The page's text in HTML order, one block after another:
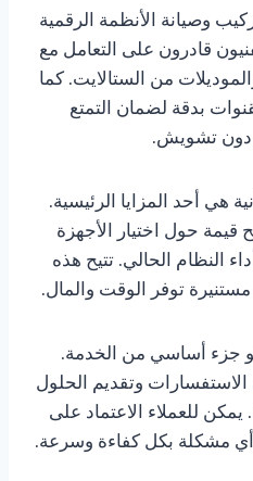
وصيانة الأنظمة الرقمية
قادرون على التعامل مع
من الستالايت. كما
بدقة لضمان التمتع
دون تشويش.
هي أحد المزايا الرئيسية.
حول اختيار الأجهزة
النظام الحالي. تتيح هذه
توفر الوقت والمال.
جزء أساسي من الخدمة.
الاستفسارات وتقديم الحلول
يمكن للعملاء الاعتماد على
مشكلة بكل كفاءة وسرعة.